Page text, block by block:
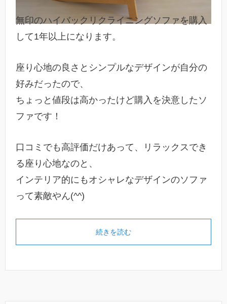
無印のハイバックリクライニングソファを購入
して1年以上になります。
座り心地の良さとシンプルなデザインが自分の
好みだったので、
ちょっと値段は高かったけど購入を決意したソ
ファです！
口コミでも高評価だけあって、リラックスでき
る座り心地なのと、
インテリア的にもオシャレなデザインのソファ
って素敵やん(^^)
続きを読む